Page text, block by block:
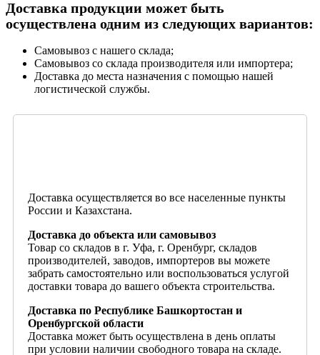
Доставка продукции может быть
осуществлена одним из следующих вариантов:
Самовывоз с нашего склада;
Самовывоз со склада производителя или импортера;
Доставка до места назначения с помощью нашей
логистической службы.
Доставка осуществляется во все населенные пункты
России и Казахстана.
Доставка до объекта или самовывоз
Товар со складов в г. Уфа, г. Оренбург, складов
производителей, заводов, импортеров вы можете
забрать самостоятельно или воспользоваться услугой
доставки товара до вашего объекта строительства.
Доставка по Республике Башкортостан и
Оренбургской области
Доставка может быть осуществлена в день оплаты
при условии наличии свободного товара на складе.